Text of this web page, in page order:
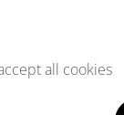
lorsque vous
all cookies